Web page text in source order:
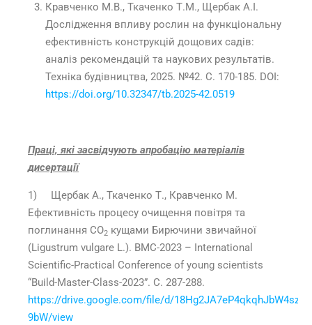
Кравченко М.В., Ткаченко Т.М., Щербак А.І.
Дослідження впливу рослин на функціональну
ефективність конструкцій дощових садів:
аналіз рекомендацій та наукових результатів.
Техніка будівництва, 2025. №42. С. 170-185. DOI:
https://doi.org/10.32347/tb.2025-42.0519
Праці, які засвідчують апробацію матеріалів
дисертації
1) Щербак А., Ткаченко Т., Кравченко М.
Ефективність процесу очищення повітря та
поглинання СО2 кущами Бирючини звичайної
(Ligustrum vulgare L.). BMC-2023 – International
Scientific-Practical Conference of young scientists
“Build-Master-Class-2023”. С. 287-288.
https://drive.google.com/file/d/
9bW/view